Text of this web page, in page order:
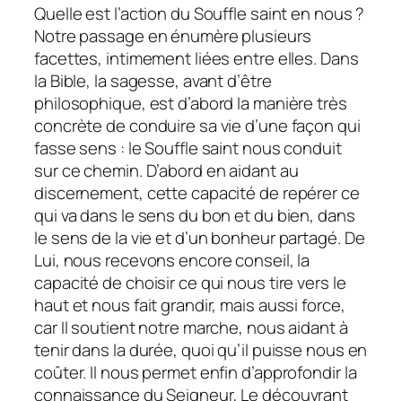
Quelle est l’action du Souffle saint en nous ?
Notre passage en énumère plusieurs
facettes, intimement liées entre elles. Dans
la Bible, la sagesse, avant d’être
philosophique, est d’abord la manière très
concrète de conduire sa vie d’une façon qui
fasse sens : le Souffle saint nous conduit
sur ce chemin. D’abord en aidant au
discernement, cette capacité de repérer ce
qui va dans le sens du bon et du bien, dans
le sens de la vie et d’un bonheur partagé. De
Lui, nous recevons encore conseil, la
capacité de choisir ce qui nous tire vers le
haut et nous fait grandir, mais aussi force,
car Il soutient notre marche, nous aidant à
tenir dans la durée, quoi qu’il puisse nous en
coûter. Il nous permet enfin d’approfondir la
connaissance du Seigneur, Le découvrant